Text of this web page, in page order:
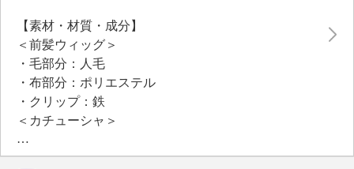
ィショナーでのお手入れが可能。
前髪の悩みを解決しながら、手軽におしゃれを楽しみ
たい方におすすめです。
【素材・材質・成分】
＜前髪ウィッグ＞
・毛部分：人毛
・布部分：ポリエステル
・クリップ：鉄
＜カチューシャ＞
・布部分：ポリエステル
・芯：ポリプロピレン